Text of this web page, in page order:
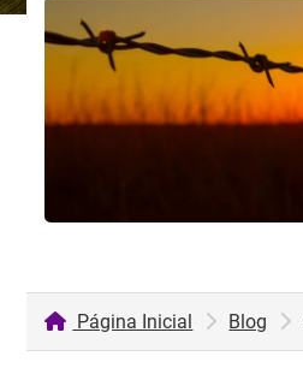
Página Inicial Blog